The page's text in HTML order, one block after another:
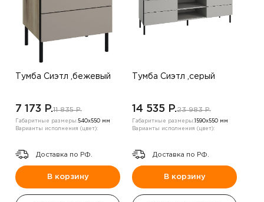
Тумба Сиэтл ,бежевый
7 173 P.11 835 P.
Габаритные размеры:540х550 мм
Варианты исполнения (цвет):
Доставка по РФ.
В корзину
Тумба Сиэтл ,серый
14 535 P.23 983 P.
Габаритные размеры: 1590х550 мм
Варианты исполнения (цвет):
Доставка по РФ.
В корзину